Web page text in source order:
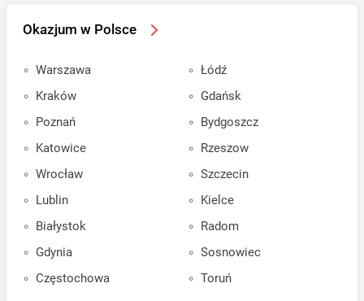
Okazjum w Polsce
Warszawa
Kraków
Poznań
Katowice
Wrocław
Lublin
Białystok
Gdynia
Częstochowa
Łódź
Gdańsk
Bydgoszcz
Rzeszow
Szczecin
Kielce
Radom
Sosnowiec
Toruń